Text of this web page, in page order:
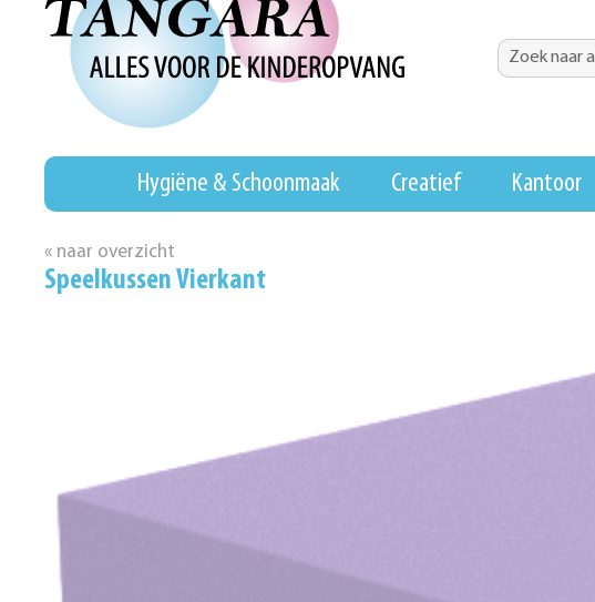
Hygiëne & Schoonmaak Creatief Kantoor
« naar overzicht
Speelkussen Vierkant